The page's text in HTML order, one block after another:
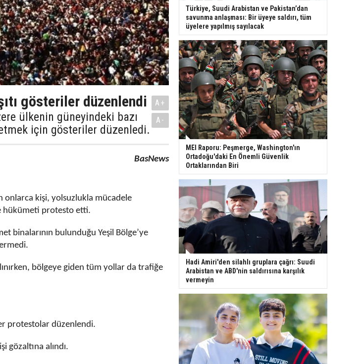
gösteriler düzenlendi
ülkenin güneyindeki bazı
için gösteriler düzenledi.
A+
A-
BasNews
onlarca kişi, yolsuzlukla mücadele
hükümeti protesto etti.
binalarının bulunduğu Yeşil Bölge’ye
bölgeye giden tüm yollar da trafiğe
protestolar düzenlendi.
gözaltına alındı.
Türkiye, Suudi Arabistan ve Pakistan’dan
savunma anlaşması: Bir üyeye saldırı, tüm
üyelere yapılmış sayılacak
MEI Raporu: Peşmerge, Washington'ın
Ortadoğu'daki En Önemli Güvenlik
Ortaklarından Biri
Hadi Amiri'den silahlı gruplara çağrı: Suudi
Arabistan ve ABD'nin saldırısına karşılık
vermeyin